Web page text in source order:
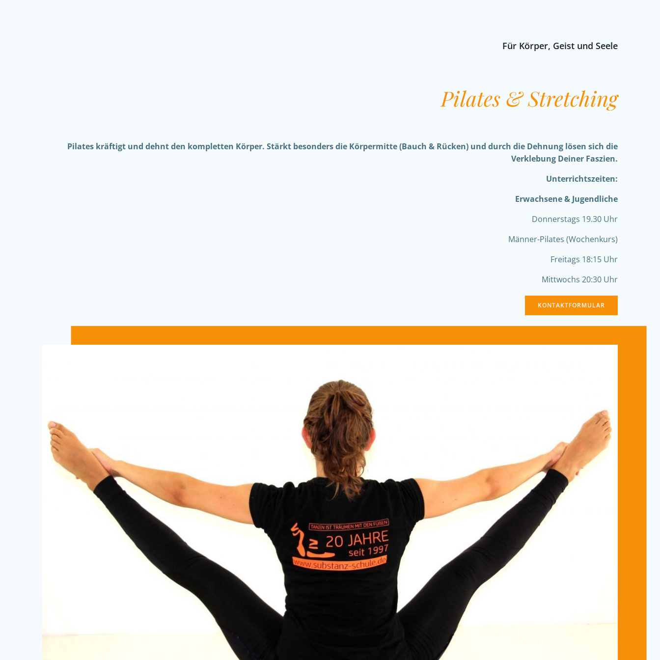
Für Körper, Geist und Seele
Pilates & Stretching
Pilates kräftigt und dehnt den kompletten Körper. Stärkt besonders die Körpermitte (Bauch & Rücken) und durch die Dehnung lösen sich die
Verklebung Deiner Faszien.
Unterrichtszeiten:
Erwachsene & Jugendliche
Donnerstags 19.30 Uhr
Männer-Pilates (Wochenkurs)
Freitags 18:15 Uhr
Mittwochs 20:30 Uhr
KONTAKTFORMULAR